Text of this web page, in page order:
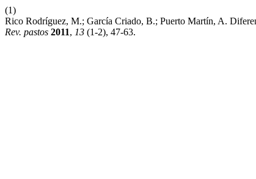
(1)
Rico Rodríguez, M.; García Criado, B.; Puerto Martín, A.
Rev. pastos 2011, 13 (1-2), 47-63.